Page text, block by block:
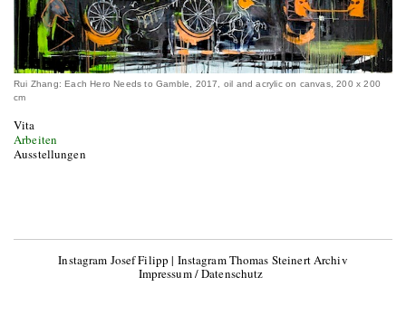
Rui Zhang: Each Hero Needs to Gamble, 2017, oil and acrylic on canvas, 200 x 200
cm
Vita
Arbeiten
Ausstellungen
Instagram Josef Filipp | Instagram Thomas Steinert Archiv
Impressum / Datenschutz